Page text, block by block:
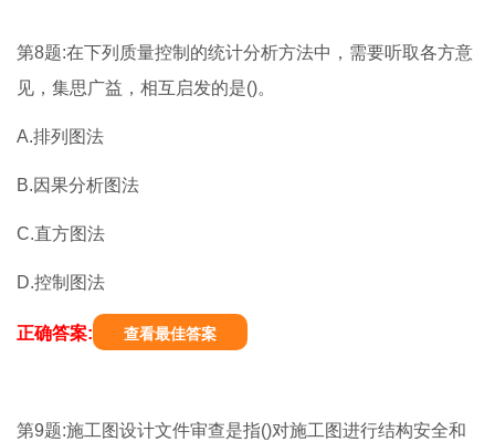
第8题:在下列质量控制的统计分析方法中，需要听取各方意
见，集思广益，相互启发的是()。
A.排列图法
B.因果分析图法
C.直方图法
D.控制图法
正确答案: 查看最佳答案
第9题:施工图设计文件审查是指()对施工图进行结构安全和